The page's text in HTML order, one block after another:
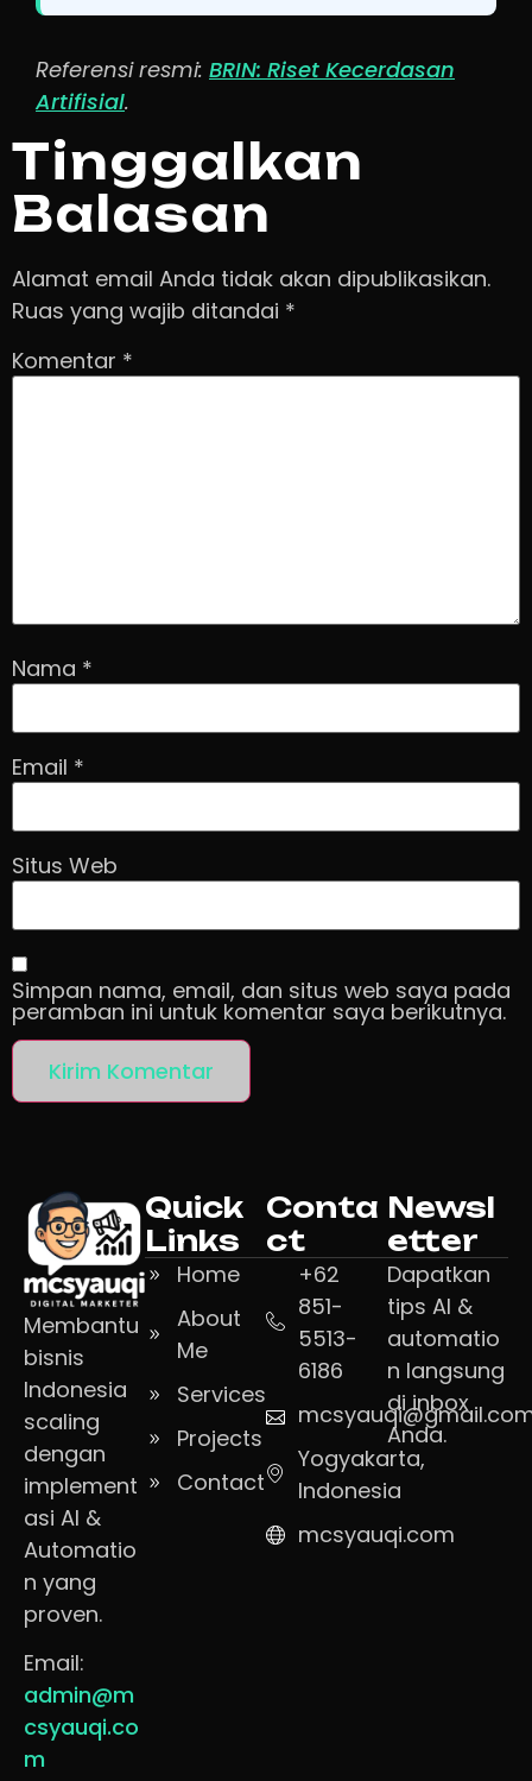
Referensi resmi: BRIN: Riset Kecerdasan
Artifisial.
Tinggalkan
Balasan
Alamat email Anda tidak akan dipublikasikan.
Ruas yang wajib ditandai *
Komentar *
Nama *
Email *
Situs Web
Simpan nama, email, dan situs web saya pada
peramban ini untuk komentar saya berikutnya.
Membantu
bisnis
Indonesia
scaling
dengan
implement
asi AI &
Automatio
n yang
proven.
Email:
admin@m
csyauqi.co
m
Quick
Links
Home
About
Me
Services
Projects
Contact
Conta
ct
+62
851-
5513-
6186
Yogyakarta,
Indonesia
mcsyauqi.com
Newsl
etter
Dapatkan
tips AI &
automatio
n langsung
di inbox
Anda.